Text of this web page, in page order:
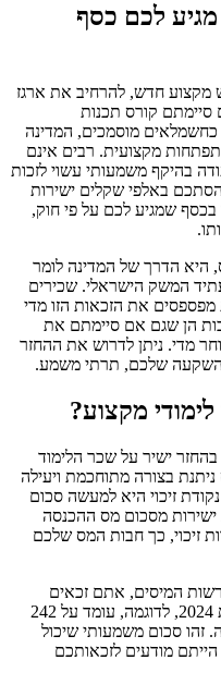
לכם כסף
מקצוע חדש, להרחיב את ארגז
סיימתם קורס תכנות
כחשמלאים מוסמכים, המדינה
מקצועית. רבים אינם
בהיקף משמעותי עשוי לזכות
באלפי שקלים ישירות
שמגיע לכם על פי חוק,
היא הדרך של המדינה לומר
המשק הישראלי. שכירים
מפספסים את הזכאות הזו מדי
הן שגם אם סיימתם את
מדי. ניתן לדרוש את ההחזר
ההשקעה שלכם, תרתי משמע.
מקצוע?
ישיר על שכר הלימוד
בצורה מתוחכמת ויעילה
זיכוי היא למעשה סכום
מסכום מס ההכנסה
זיכוי, כך חבות המס שלכם
רשות המיסים, אתם זכאים
לנקודת זיכוי אחת. שווי נקודת זיכוי לשנת 2024, לדוגמה, עומד על 242
שקלים בשנה. זהו סכום משמעותי שיכול
מודעים לזכאותכם